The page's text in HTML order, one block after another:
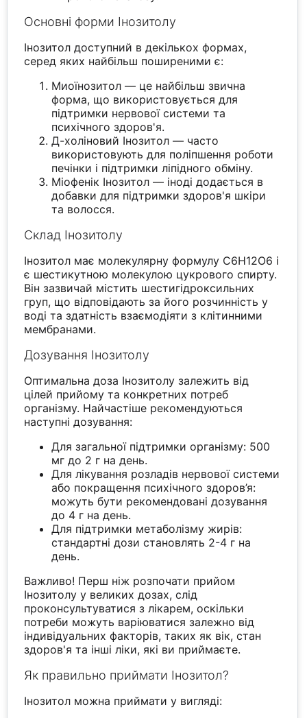
Основні форми Інозитолу
Інозитол доступний в декількох формах,
серед яких найбільш поширеними є:
Миоїнозитол — це найбільш звична
форма, що використовується для
підтримки нервової системи та
психічного здоров'я.
Д-холіновий Інозитол — часто
використовують для поліпшення роботи
печінки і підтримки ліпідного обміну.
Міофенік Інозитол — іноді додається в
добавки для підтримки здоров'я шкіри
та волосся.
Склад Інозитолу
Інозитол має молекулярну формулу C6H12O6 і
є шестикутною молекулою цукрового спирту.
Він зазвичай містить шестигідроксильних
груп, що відповідають за його розчинність у
воді та здатність взаємодіяти з клітинними
мембранами.
Дозування Інозитолу
Оптимальна доза Інозитолу залежить від
цілей прийому та конкретних потреб
організму. Найчастіше рекомендуються
наступні дозування:
Для загальної підтримки організму: 500
мг до 2 г на день.
Для лікування розладів нервової системи
або покращення психічного здоров’я:
можуть бути рекомендовані дозування
до 4 г на день.
Для підтримки метаболізму жирів:
стандартні дози становлять 2-4 г на
день.
Важливо! Перш ніж розпочати прийом
Інозитолу у великих дозах, слід
проконсультуватися з лікарем, оскільки
потреби можуть варіюватися залежно від
індивідуальних факторів, таких як вік, стан
здоров'я та інші ліки, які ви приймаєте.
Як правильно приймати Інозитол?
Інозитол можна приймати у вигляді: